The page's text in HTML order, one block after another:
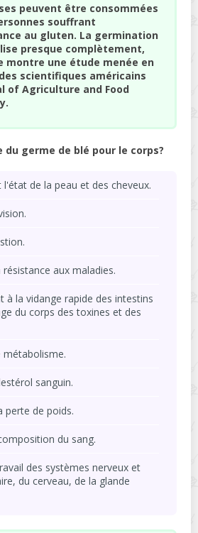
peuvent être consommées
souffrant
au gluten. La germination
presque complètement,
montre une étude menée en
scientifiques américains
of Agriculture and Food
germe de blé pour le corps?
de la peau et des cheveux.
aux maladies.
à la vidange rapide des intestins
du corps des toxines et des
métabolisme.
sanguin.
perte de poids.
du sang.
des systèmes nerveux et
du cerveau, de la glande